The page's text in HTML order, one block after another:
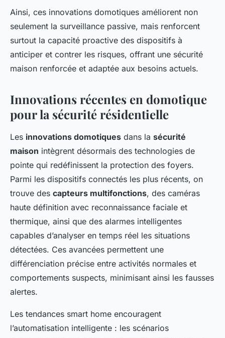
Ainsi, ces innovations domotiques améliorent non
seulement la surveillance passive, mais renforcent
surtout la capacité proactive des dispositifs à
anticiper et contrer les risques, offrant une sécurité
maison renforcée et adaptée aux besoins actuels.
Innovations récentes en domotique
pour la sécurité résidentielle
Les innovations domotiques dans la sécurité
maison intègrent désormais des technologies de
pointe qui redéfinissent la protection des foyers.
Parmi les dispositifs connectés les plus récents, on
trouve des capteurs multifonctions, des caméras
haute définition avec reconnaissance faciale et
thermique, ainsi que des alarmes intelligentes
capables d’analyser en temps réel les situations
détectées. Ces avancées permettent une
différenciation précise entre activités normales et
comportements suspects, minimisant ainsi les fausses
alertes.
Les tendances smart home encouragent
l’automatisation intelligente : les scénarios